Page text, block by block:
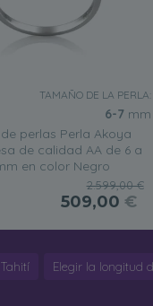
TAMAÑO DE LA PERLA:
6-7 mm
perlas Perla Akoya
de calidad AA de 6 a
en color Negro
2.599,00 €
509,00 €
Elegir la longitud